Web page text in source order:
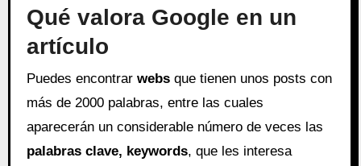
Qué valora Google en un
artículo
Puedes encontrar websque tienen unos posts con
más de 2000 palabras, entre las cuales
aparecerán un considerable número de veces las
palabras clave, keywords, que les interesa